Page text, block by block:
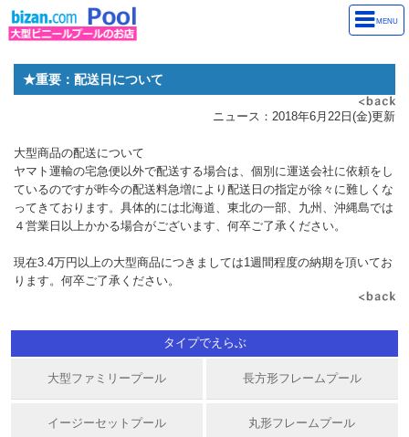
MENU
★重要：配送日について
ニュース：2018年6月22日(金)更新
大型商品の配送について
ヤマト運輸の宅急便以外で配送する場合は、個別に運送会社に依頼をし
ているのですが昨今の配送料急増により配送日の指定が徐々に難しくな
ってきております。具体的には北海道、東北の一部、九州、沖縄島では
４営業日以上かかる場合がございます、何卒ご了承ください。
現在3.4万円以上の大型商品につきましては1週間程度の納期を頂いてお
ります。何卒ご了承ください。
タイプでえらぶ
大型ファミリープール 長方形フレームプール
イージーセットプール 丸形フレームプール